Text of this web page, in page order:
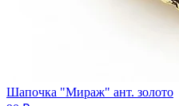
Шапочка "Мираж" ант. золото